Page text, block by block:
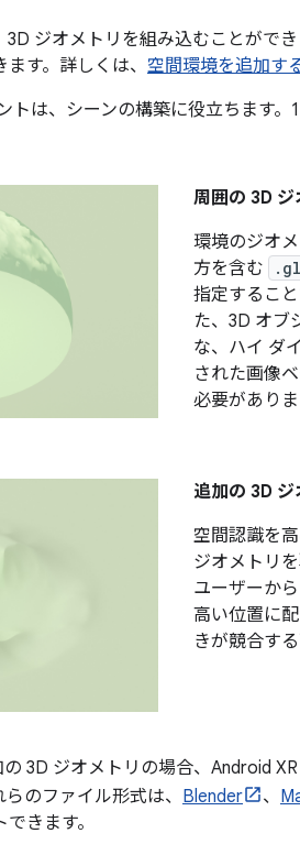
ジオメトリを組み込むことがで
す。詳しくは、 空間環境を追加す
トは、シーンの構築に役立ちます
周囲の 3D ジ
環境のジオ
方を含む
指定すること
た、3D オブ
な、ハイ ダ
された画像
必要がありま
追加の 3D ジ
空間認識を
ジオメトリ
ユーザーか
高い位置に
きが競合す
3D ジオメトリの場合、Android
のファイル形式は、 Blender 、
きます。